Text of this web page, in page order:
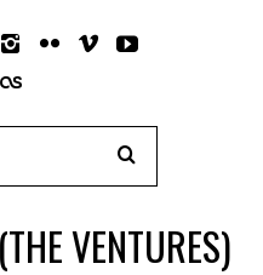
VENTURES)